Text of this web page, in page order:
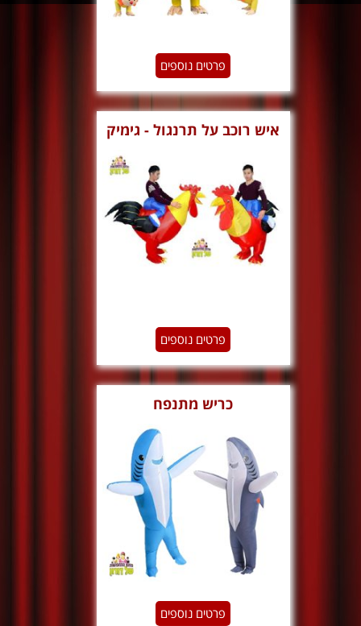
פרטים נוספים
איש רוכב על תרנגול - גימיק
פרטים נוספים
כריש מתנפח
פרטים נוספים